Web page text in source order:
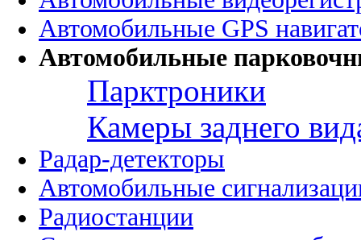
Автомобильные GPS
Автомобильные
Парктроники
Камеры заднего
Радар-детекторы
Автомобильные
Радиостанции